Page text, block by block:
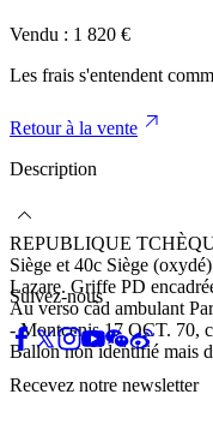
Vendu : 1 820 €
Les frais s'entendent
Retour à la vente
Description
REPUBLIQUE
Siège et 40c Siège
Lazare. Griffe PD
Au verso càd ambulant
- Montcenis 17 OCT. 70,
Ballon non identifié mais
Suivez-nous
Recevez notre newsletter